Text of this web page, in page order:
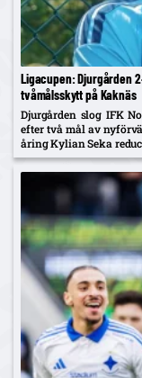
Ligacupen: Djurgården
tvåmålsskytt på Kaknäs
Djurgården slog IFK
efter två mål av
åring Kylian Seka